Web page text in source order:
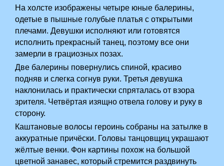
На холсте изображены четыре юные балерины,
одетые в пышные голубые платья с открытыми
плечами. Девушки исполняют или готовятся
исполнить прекрасный танец, поэтому все они
замерли в грациозных позах.
Две балерины повернулись спиной, красиво
подняв и слегка согнув руки. Третья девушка
наклонилась и практически спряталась от взора
зрителя. Четвёртая изящно отвела голову и руку в
сторону.
Каштановые волосы героинь собраны на затылке в
аккуратные причёски. Головы танцовщиц украшают
жёлтые венки. Фон картины похож на большой
цветной занавес, который стремится раздвинуть